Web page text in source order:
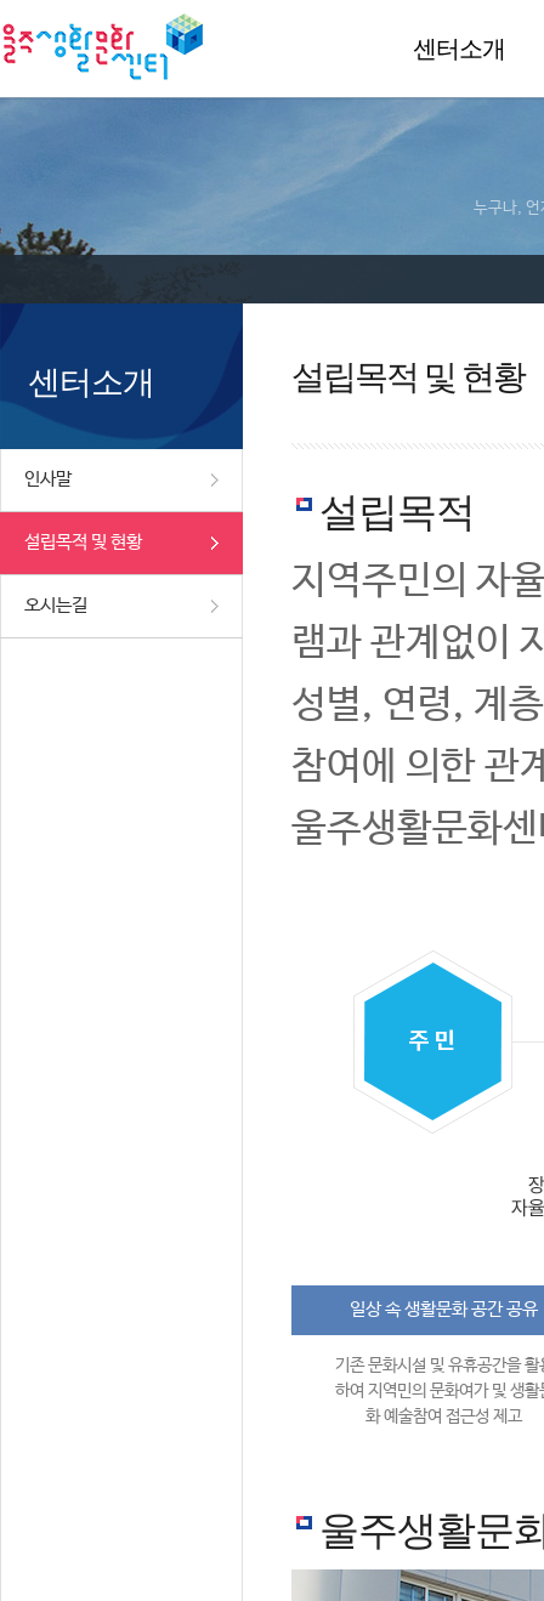
센터소개
누구나, 언
센터소개
인사말
설립목적 및 현황
오시는길
설립목적 및 현황
설립목적
지역주민의 자
램과 관계없이
성별, 연령, 계
참여에 의한 관
울주생활문화
일상 속 생활문화 공간 공유
기존 문화시설 및 유휴공간을 활
하여 지역민의 문화여가 및 생활
화 예술참여 접근성 제고
울주생활문